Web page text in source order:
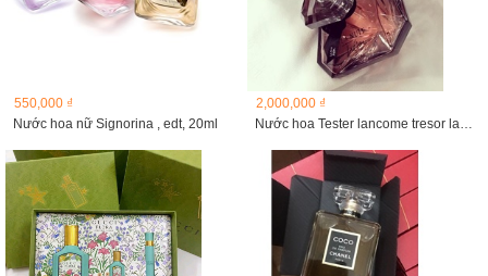
550,000 ₫
Nước hoa nữ Signorina , edt, 20ml
2,000,000 ₫
Nước hoa Tester lancome tresor lanuit, 100ml